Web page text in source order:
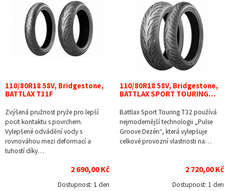
110/80R18 58V, Bridgestone,
BATTLAX T31F
Zvýšená pružnost pryže pro lepší
pocit kontaktu s povrchem.
Vylepšené odvádění vody s
rovnováhou mezi deformací a
tuhostí díky…
2 690,00 Kč
Dostupnost: 1 den
110/80R18 58V, Bridgestone,
BATTLAX SPORT TOURING…
Battlax Sport Touring T32 používá
nejmodernější technologii „Pulse
Groove Dezén“, která vylepšuje
celkové provozní vlastnosti na…
2 720,00 Kč
Dostupnost: 1 den